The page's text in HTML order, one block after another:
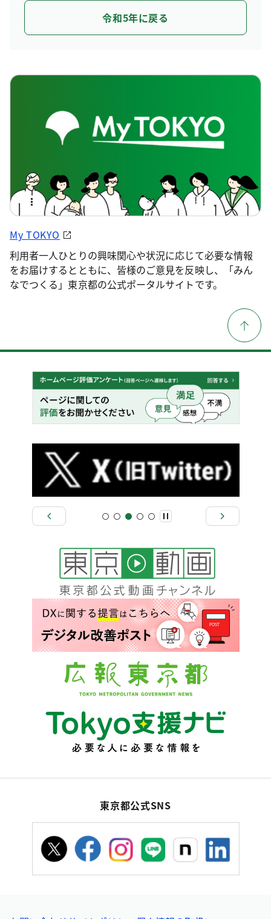
令和5年に戻る
My TOKYO
利用者一人ひとりの興味関心や状況に応じて必要な情報
をお届けするとともに、皆様のご意見を反映し、「みん
なでつくる」東京都の公式ポータルサイトです。
東京都公式SNS